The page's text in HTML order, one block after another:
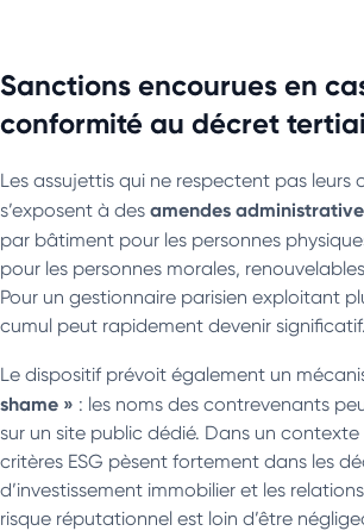
Sanctions encourues en
conformité au décret
Les assujettis qui ne respectent pas leurs
s’exposent à des amendes
par bâtiment pour les personnes
pour les personnes morales,
Pour un gestionnaire parisien exploitant
cumul peut rapidement devenir significatif.
Le dispositif prévoit également un
shame » : les noms des contrevenants
sur un site public dédié. Dans un contexte
critères ESG pèsent fortement dans les
d’investissement immobilier et les
risque réputationnel est loin d’être